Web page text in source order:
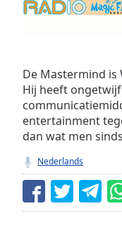
0.00%
Seek to
currently
behind
Remaining
Time-
De Mastermind
Hij heeft
entertainment
dan wat men
Nederlands